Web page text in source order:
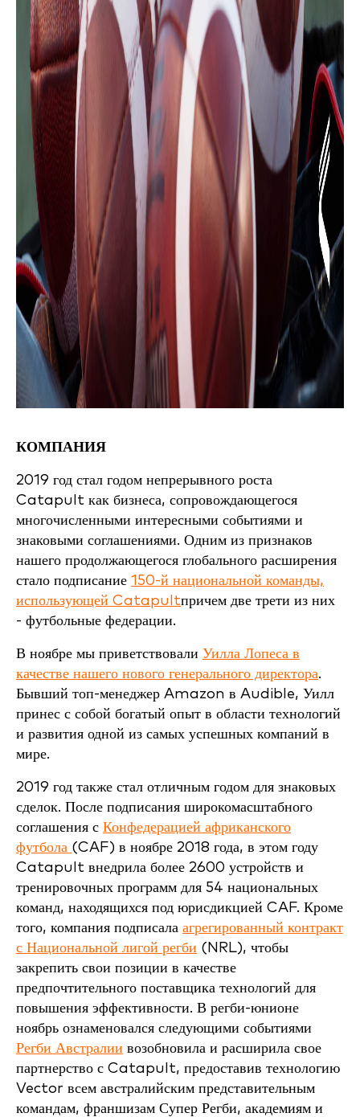
КОМПАНИЯ
2019 год стал годом непрерывного роста
Catapult как бизнеса, сопровождающегося
многочисленными интересными событиями и
знаковыми соглашениями. Одним из признаков
нашего продолжающегося глобального расширения
стало подписание 150-й национальной команды,
использующей Catapultпричем две трети из них
- футбольные федерации.
В ноябре мы приветствовали Уилла Лопеса в
качестве нашего нового генерального директора.
Бывший топ-менеджер Amazon в Audible, Уилл
принес с собой богатый опыт в области технологий
и развития одной из самых успешных компаний в
мире.
2019 год также стал отличным годом для знаковых
сделок. После подписания широкомасштабного
соглашения с Конфедерацией африканского
футбола (CAF) в ноябре 2018 года, в этом году
Catapult внедрила более 2600 устройств и
тренировочных программ для 54 национальных
команд, находящихся под юрисдикцией CAF. Кроме
того, компания подписала агрегированный контракт
с Национальной лигой регби (NRL), чтобы
закрепить свои позиции в качестве
предпочтительного поставщика технологий для
повышения эффективности. В регби-юнионе
ноябрь ознаменовался следующими событиями
Регби Австралии возобновила и расширила свое
партнерство с Catapult, предоставив технологию
Vector всем австралийским представительным
командам, франшизам Супер Регби, академиям и